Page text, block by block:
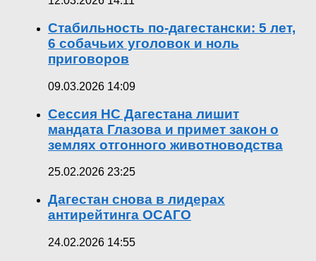
Стабильность по-дагестански: 5 лет,
6 собачьих уголовок и ноль
приговоров
09.03.2026 14:09
Сессия НС Дагестана лишит
мандата Глазова и примет закон о
землях отгонного животноводства
25.02.2026 23:25
Дагестан снова в лидерах
антирейтинга ОСАГО
24.02.2026 14:55